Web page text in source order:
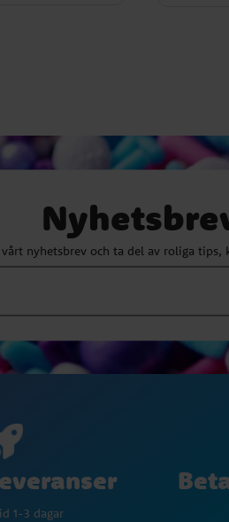
nyhetsbrev och ta del av roliga tips,
1-3 dagar